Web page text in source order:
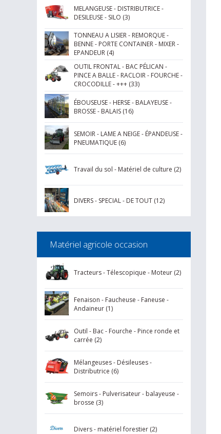
MELANGEUSE - DISTRIBUTRICE -
DESILEUSE - SILO (3)
TONNEAU A LISIER - REMORQUE -
BENNE - PORTE CONTAINER - MIXER -
EPANDEUR (4)
OUTIL FRONTAL - BAC PÉLICAN -
PINCE A BALLE - RACLOIR - FOURCHE -
CROCODILLE - +++ (33)
ÉBOUSEUSE - HERSE - BALAYEUSE -
BROSSE - BALAIS (16)
SEMOIR - LAME A NEIGE - ÉPANDEUSE -
PNEUMATIQUE (6)
Travail du sol - Matériel de culture (2)
DIVERS - SPECIAL - DE TOUT (12)
Matériel agricole occasion
Tracteurs - Télescopique - Moteur (2)
Fenaison - Faucheuse - Faneuse -
Andaineur (1)
Outil - Bac - Fourche - Pince ronde et
carrée (2)
Mélangeuses - Désileuses -
Distributrice (6)
Semoirs - Pulverisateur - balayeuse -
brosse (3)
Divers - matériel forestier (2)